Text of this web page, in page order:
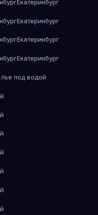
Екатеринбург
Екатеринбург
Екатеринбург
Екатеринбург
под водой